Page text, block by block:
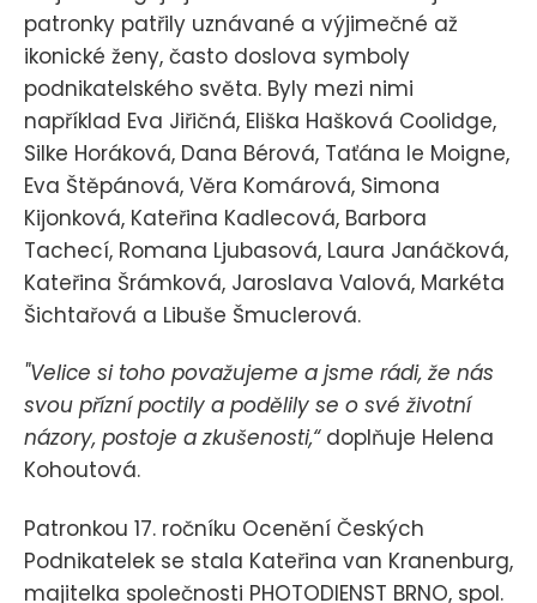
patronky patřily uznávané a výjimečné až
ikonické ženy, často doslova symboly
podnikatelského světa. Byly mezi nimi
například Eva Jiřičná, Eliška Hašková Coolidge,
Silke Horáková, Dana Bérová, Taťána le Moigne,
Eva Štěpánová, Věra Komárová, Simona
Kijonková, Kateřina Kadlecová, Barbora
Tachecí, Romana Ljubasová, Laura Janáčková,
Kateřina Šrámková, Jaroslava Valová, Markéta
Šichtařová a Libuše Šmuclerová.
"Velice si toho považujeme a jsme rádi, že nás
svou přízní poctily a podělily se o své životní
názory, postoje a zkušenosti,“doplňuje Helena
Kohoutová.
Patronkou 17. ročníku Ocenění Českých
Podnikatelek se stala Kateřina van Kranenburg,
majitelka společnosti PHOTODIENST BRNO, spol.